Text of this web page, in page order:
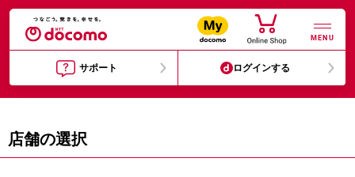
MENU
サポート ログインする
店舗の選択